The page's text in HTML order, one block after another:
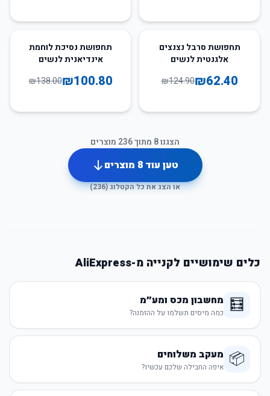
50
תחפושת סרבל נצנצים
אלגנטית לנשים
₪62.40
₪124.90
27
תחפושת נסיכת לוחמת
אינדיאנית לנשים
₪100.80
₪138.00
הצגנו8 מתוך236 מוצרים
טען עוד8 מוצרים
או הצג את כל הקטלוג (236
)
כלים שימושיים לקנייה מ-AliExpress
🧮 מחשבון מכס ומע״מ
כמה מיסים תשלמו על ההזמנה?
📦 מעקב משלוחים
איפה החבילה שלכם עכשיו?